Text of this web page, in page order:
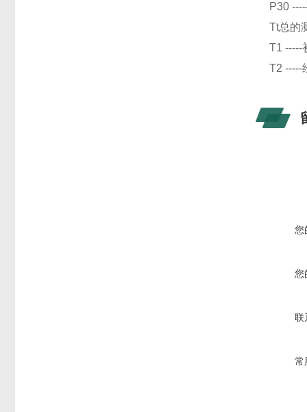
P30
Tt总的
T1 -----
T2 -----
您
您
联
常